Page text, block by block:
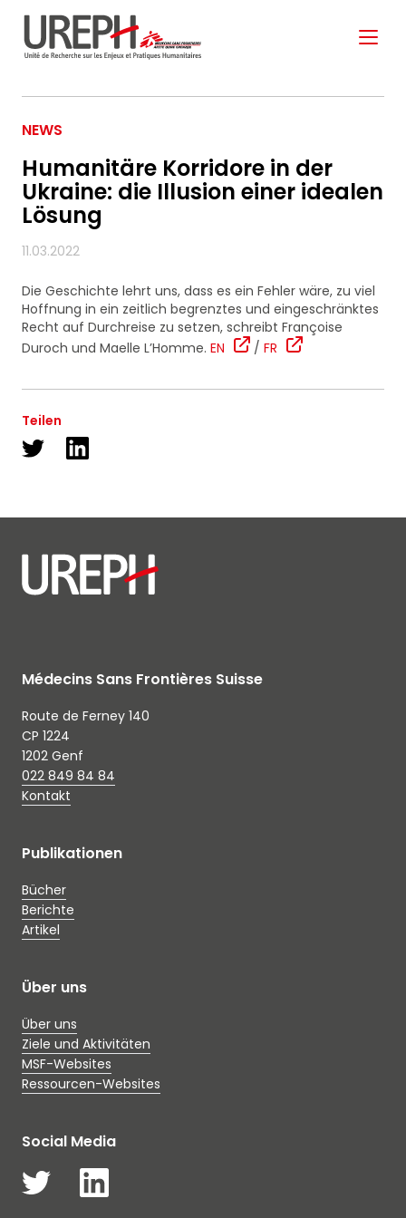
NEWS
Humanitäre Korridore in der
Ukraine: die Illusion einer idealen
Lösung
11.03.2022
Die Geschichte lehrt uns, dass es ein Fehler wäre, zu viel
Hoffnung in ein zeitlich begrenztes und eingeschränktes
Recht auf Durchreise zu setzen, schreibt Françoise
Duroch und Maelle L’Homme. EN / FR
Teilen
Médecins Sans Frontières Suisse
Route de Ferney 140
CP 1224
1202 Genf
022 849 84 84
Kontakt
Publikationen
Bücher
Berichte
Artikel
Über uns
Über uns
Ziele und Aktivitäten
MSF-Websites
Ressourcen-Websites
Social Media
S'ABONNER À NOTRE
NEWSLETTER
Ne manquez pas les nouveautés que nous
réservons à nos fidèles abonnés.
utilisée pour vous envoyer notre lettre d'information
ainsi que des informations concernant nos
activités. Vous pouvez à tout moment utiliser le lien
de désabonnement intégré dans chacun de nos